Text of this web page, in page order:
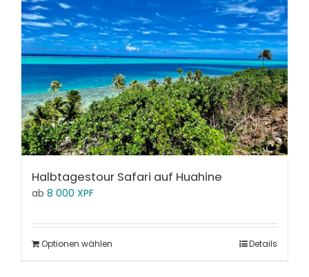
Halbtagestour Safari auf Huahine
ab 8 000 XPF
Optionen wählen Details